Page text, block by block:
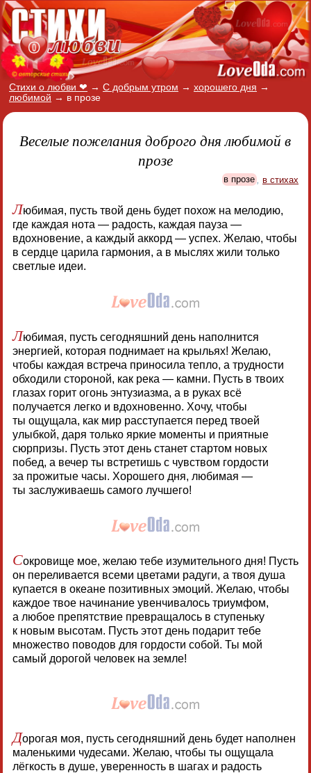
Стихи о любви ❤ → С добрым утром → хорошего дня →
любимой → в прозе
Веселые пожелания доброго дня любимой в
прозе
в прозе в стихах
Любимая, пусть твой день будет похож на мелодию,
где каждая нота — радость, каждая пауза —
вдохновение, а каждый аккорд — успех. Желаю, чтобы
в сердце царила гармония, а в мыслях жили только
светлые идеи.
Любимая, пусть сегодняшний день наполнится
энергией, которая поднимает на крыльях! Желаю,
чтобы каждая встреча приносила тепло, а трудности
обходили стороной, как река — камни. Пусть в твоих
глазах горит огонь энтузиазма, а в руках всё
получается легко и вдохновенно. Хочу, чтобы
ты ощущала, как мир расступается перед твоей
улыбкой, даря только яркие моменты и приятные
сюрпризы. Пусть этот день станет стартом новых
побед, а вечер ты встретишь с чувством гордости
за прожитые часы. Хорошего дня, любимая —
ты заслуживаешь самого лучшего!
Сокровище мое, желаю тебе изумительного дня! Пусть
он переливается всеми цветами радуги, а твоя душа
купается в океане позитивных эмоций. Желаю, чтобы
каждое твое начинание увенчивалось триумфом,
а любое препятствие превращалось в ступеньку
к новым высотам. Пусть этот день подарит тебе
множество поводов для гордости собой. Ты мой
самый дорогой человек на земле!
Дорогая моя, пусть сегодняшний день будет наполнен
маленькими чудесами. Желаю, чтобы ты ощущала
лёгкость в душе, уверенность в шагах и радость